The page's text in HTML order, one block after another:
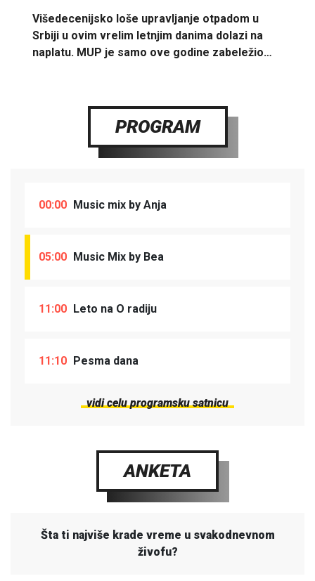
Višedecenijsko loše upravljanje otpadom u
Srbiji u ovim vrelim letnjim danima dolazi na
naplatu. MUP je samo ove godine zabeležio…
PROGRAM
00:00 Music mix by Anja
05:00 Music Mix by Bea
11:00 Leto na O radiju
11:10 Pesma dana
vidi celu programsku satnicu
ANKETA
Šta ti najviše krade vreme u svakodnevnom
živofu?